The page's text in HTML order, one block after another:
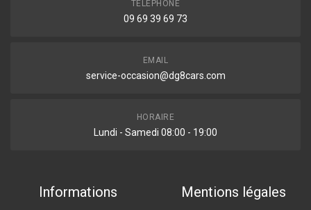
TÉLÉPHONE
09 69 39 69 73
EMAIL
service-occasion@dg8cars.com
HORAIRE
Lundi - Samedi 08:00 - 19:00
Informations Mentions légales